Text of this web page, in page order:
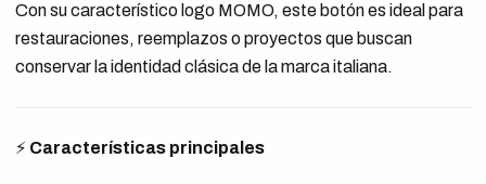
Con su característico logo MOMO, este botón es ideal para
restauraciones, reemplazos o proyectos que buscan
conservar la identidad clásica de la marca italiana.
⚡ Características principales